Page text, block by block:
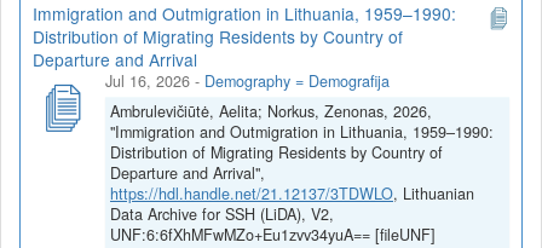
Immigration and Outmigration in Lithuania, 1959–1990:
Distribution of Migrating Residents by Country of
Departure and Arrival
Jul 16, 2026 - Demography = Demografija
Ambrulevičiūtė, Aelita; Norkus, Zenonas, 2026,
"Immigration and Outmigration in Lithuania, 1959–1990:
Distribution of Migrating Residents by Country of
Departure and Arrival",
https://hdl.handle.net/21.12137/3TDWLO, Lithuanian
Data Archive for SSH (LiDA), V2,
UNF:6:6fXhMFwMZo+Eu1zvv34yuA== [fileUNF]